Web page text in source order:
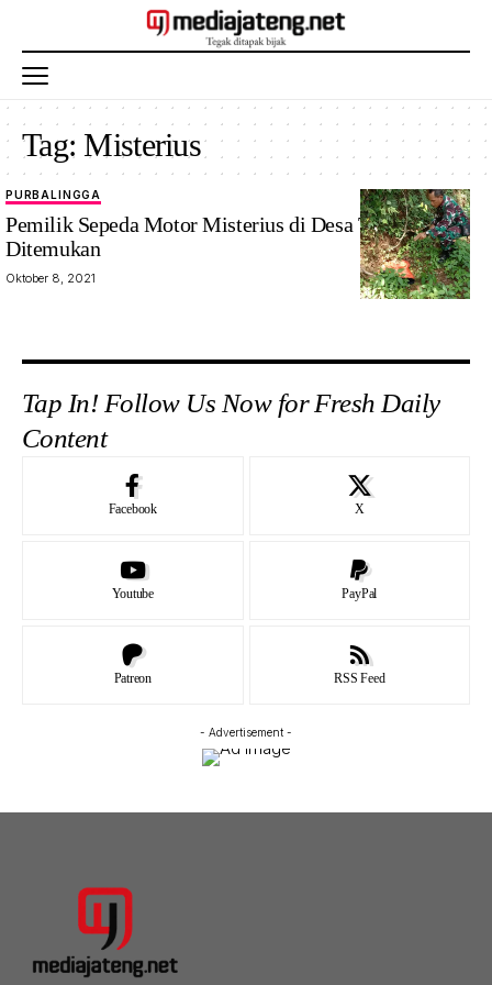
Tag:Misterius
PURBALINGGA
Pemilik Sepeda Motor Misterius di Desa Tumanggal
Ditemukan
Oktober 8, 2021
Tap In! Follow Us Now for Fresh Daily
Content
Facebook X
Youtube PayPal
Patreon RSS Feed
- Advertisement -